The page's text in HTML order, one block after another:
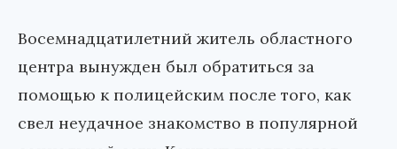
Восемнадцатилетний житель областного
центра вынужден был обратиться за
помощью к полицейским после того, как
свел неудачное знакомство в популярной